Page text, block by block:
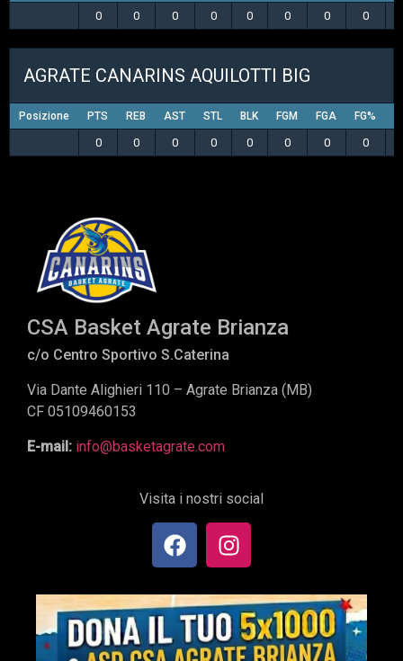
0 0 0 0 0 0 0 0
AGRATE CANARINS AQUILOTTI BIG
Posizione PTS REB AST STL BLK FGM FGA FG%
0 0 0 0 0 0 0 0
CSA Basket Agrate Brianza
c/o Centro Sportivo S.Caterina
Via Dante Alighieri 110 – Agrate Brianza (MB)
CF 05109460153
E-mail: info@basketagrate.com
Visita i nostri social